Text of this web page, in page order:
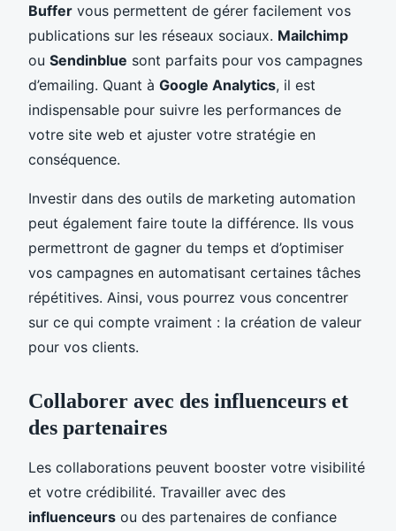
Buffer vous permettent de gérer facilement vos
publications sur les réseaux sociaux. Mailchimp
ou Sendinblue sont parfaits pour vos campagnes
d’emailing. Quant à Google Analytics, il est
indispensable pour suivre les performances de
votre site web et ajuster votre stratégie en
conséquence.
Investir dans des outils de marketing automation
peut également faire toute la différence. Ils vous
permettront de gagner du temps et d’optimiser
vos campagnes en automatisant certaines tâches
répétitives. Ainsi, vous pourrez vous concentrer
sur ce qui compte vraiment : la création de valeur
pour vos clients.
Collaborer avec des influenceurs et
des partenaires
Les collaborations peuvent booster votre visibilité
et votre crédibilité. Travailler avec des
influenceurs ou des partenaires de confiance